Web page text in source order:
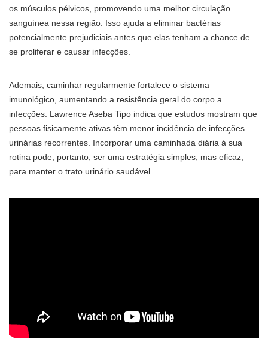
os músculos pélvicos, promovendo uma melhor circulação
sanguínea nessa região. Isso ajuda a eliminar bactérias
potencialmente prejudiciais antes que elas tenham a chance de
se proliferar e causar infecções.
Ademais, caminhar regularmente fortalece o sistema
imunológico, aumentando a resistência geral do corpo a
infecções. Lawrence Aseba Tipo indica que estudos mostram que
pessoas fisicamente ativas têm menor incidência de infecções
urinárias recorrentes. Incorporar uma caminhada diária à sua
rotina pode, portanto, ser uma estratégia simples, mas eficaz,
para manter o trato urinário saudável.